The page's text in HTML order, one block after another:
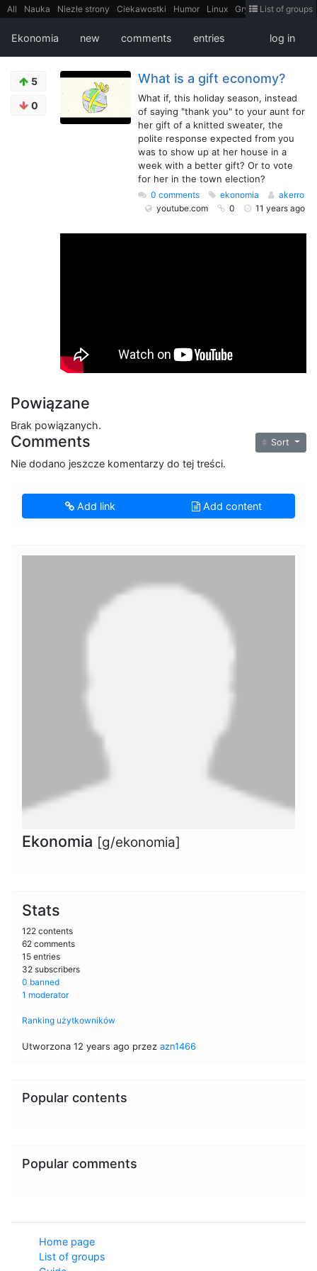
All Nauka Niezłe strony Ciekawostki Humor Linux Gry
Teh
Bezpieczeństwo
Książki Sugestie FotoHistoria
Truelolcontent
FilmyDokumentalne
gify
Cytaty Mapy Film Android itt Tradycyjne gry
List of groups
Ekonomia new comments entries log in
5
0
What is a gift economy?
What if, this holiday season, instead
of saying "thank you" to your aunt for
her gift of a knitted sweater, the
polite response expected from you
was to show up at her house in a
week with a better gift? Or to vote
for her in the town election?
0 comments ekonomia
akerro
youtube.com
0 11 years ago
Powiązane
Brak powiązanych.
Comments Sort
Nie dodano jeszcze komentarzy do tej treści.
Add link Add content
Ekonomia [g/ekonomia]
Stats
122 contents
62 comments
15 entries
32 subscribers
0 banned
1 moderator
Ranking użytkowników
Utworzona 12 years ago przez azn1466
Popular contents
Popular comments
Home page
List of groups